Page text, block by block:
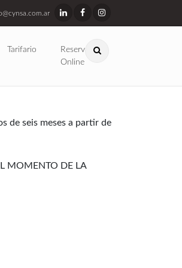
Tarifario
Reservas
Online
de seis meses a partir de
MOMENTO DE LA